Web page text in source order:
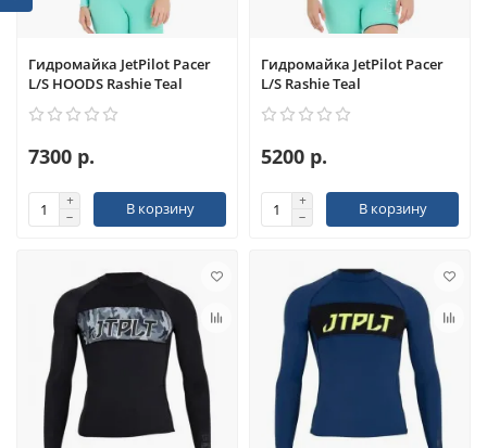
Гидромайка JetPilot Pacer
L/S HOODS Rashie Teal
7300 р.
В корзину
Гидромайка JetPilot Pacer
L/S Rashie Teal
5200 р.
В корзину